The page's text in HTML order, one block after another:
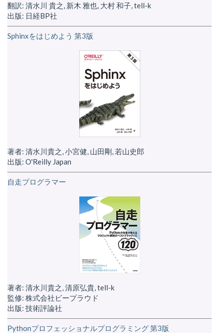
翻訳: 清水川 貴之, 新木 雅也, 大村 和子, tell-k
出版: 日経BP社
Sphinxをはじめよう 第3版
著者: 清水川貴之, 小宮健, 山田剛, 若山史郎
出版: O'Reilly Japan
自走プログラマー
著者: 清水川貴之, 清原弘貴, tell-k
監修: 株式会社ビープラウド
出版: 技術評論社
Pythonプロフェッショナルプログラミング 第3版